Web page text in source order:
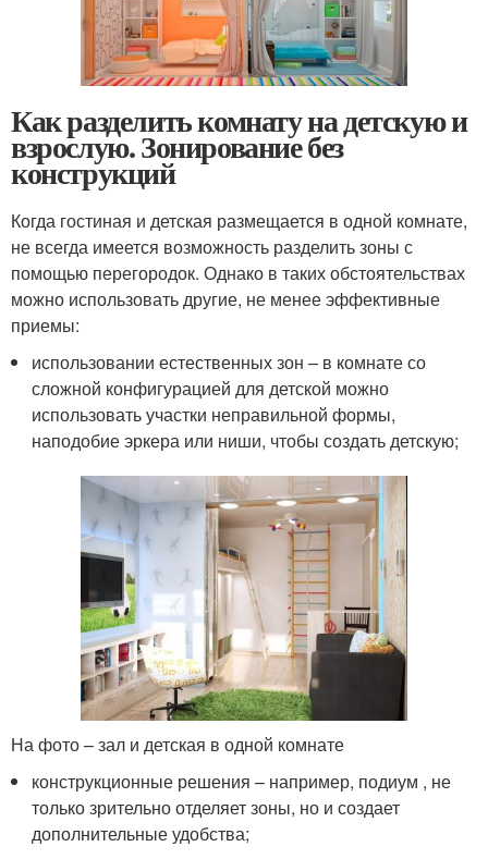
Как разделить комнату на детскую и
взрослую. Зонирование без
конструкций
Когда гостиная и детская размещается в одной комнате,
не всегда имеется возможность разделить зоны с
помощью перегородок. Однако в таких обстоятельствах
можно использовать другие, не менее эффективные
приемы:
использовании естественных зон – в комнате со
сложной конфигурацией для детской можно
использовать участки неправильной формы,
наподобие эркера или ниши, чтобы создать детскую;
На фото – зал и детская в одной комнате
конструкционные решения – например, подиум , не
только зрительно отделяет зоны, но и создает
дополнительные удобства;